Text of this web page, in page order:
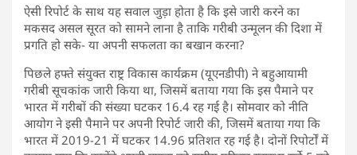
ऐसी रिपोर्ट के साथ यह सवाल जुड़ा होता है कि इसे जारी करने का
मकसद असल सूरत को सामने लाना है ताकि गरीबी उन्मूलन की दिशा में
प्रगति हो सके- या अपनी सफलता का बखान करना?
पिछले हफ्ते संयुक्त राष्ट्र विकास कार्यक्रम (यूएनडीपी) ने बहुआयामी
गरीबी सूचकांक जारी किया था, जिसमें बताया गया कि इस पैमाने पर
भारत में गरीबों की संख्या घटकर 16.4 रह गई है। सोमवार को नीति
आयोग ने इसी पैमाने पर अपनी रिपोर्ट जारी की, जिसमें बताया गया कि
भारत में 2019-21 में घटकर 14.96 प्रतिशत रह गई है। दोनों रिपोर्टों में